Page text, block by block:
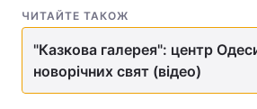
ЧИТАЙТЕ ТАКОЖ
"Казкова галерея": центр
новорічних свят (відео)